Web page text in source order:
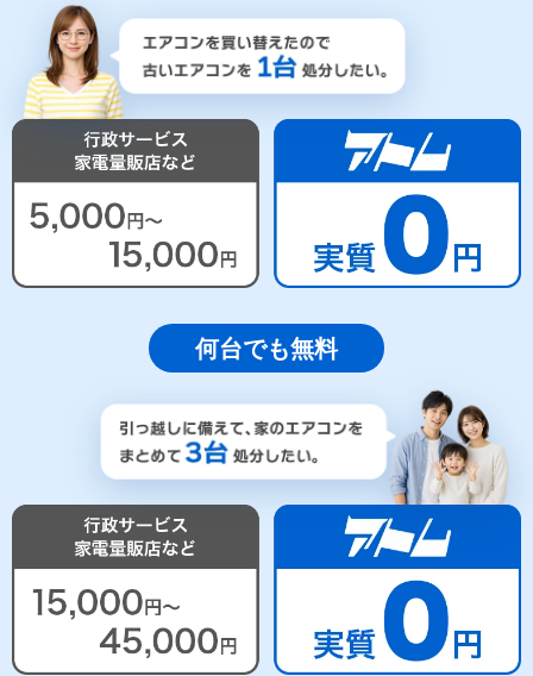
何台でも無料